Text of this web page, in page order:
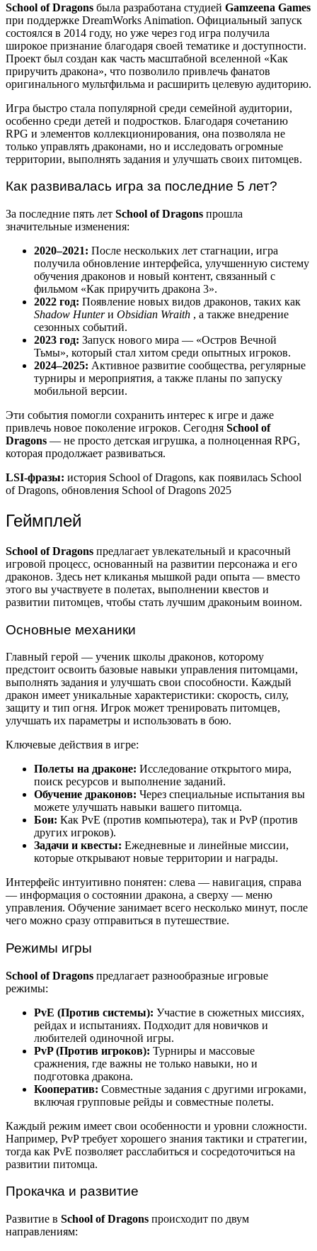
School of Dragons была разработана студией Gamzeena Games
при поддержке DreamWorks Animation. Официальный запуск
состоялся в 2014 году, но уже через год игра получила
широкое признание благодаря своей тематике и доступности.
Проект был создан как часть масштабной вселенной «Как
приручить дракона», что позволило привлечь фанатов
оригинального мультфильма и расширить целевую аудиторию.
Игра быстро стала популярной среди семейной аудитории,
особенно среди детей и подростков. Благодаря сочетанию
RPG и элементов коллекционирования, она позволяла не
только управлять драконами, но и исследовать огромные
территории, выполнять задания и улучшать своих питомцев.
Как развивалась игра за последние 5 лет?
За последние пять лет School of Dragons прошла
значительные изменения:
2020–2021: После нескольких лет стагнации, игра
получила обновление интерфейса, улучшенную систему
обучения драконов и новый контент, связанный с
фильмом «Как приручить дракона 3».
2022 год: Появление новых видов драконов, таких как
Shadow Hunterи Obsidian Wraith , а также внедрение
сезонных событий.
2023 год: Запуск нового мира — «Остров Вечной
Тьмы», который стал хитом среди опытных игроков.
2024–2025: Активное развитие сообщества, регулярные
турниры и мероприятия, а также планы по запуску
мобильной версии.
Эти события помогли сохранить интерес к игре и даже
привлечь новое поколение игроков. Сегодня School of
Dragons — не просто детская игрушка, а полноценная RPG,
которая продолжает развиваться.
LSI-фразы: история School of Dragons, как появилась School
of Dragons, обновления School of Dragons 2025
Геймплей
School of Dragons предлагает увлекательный и красочный
игровой процесс, основанный на развитии персонажа и его
драконов. Здесь нет кликанья мышкой ради опыта — вместо
этого вы участвуете в полетах, выполнении квестов и
развитии питомцев, чтобы стать лучшим драконьим воином.
Основные механики
Главный герой — ученик школы драконов, которому
предстоит освоить базовые навыки управления питомцами,
выполнять задания и улучшать свои способности. Каждый
дракон имеет уникальные характеристики: скорость, силу,
защиту и тип огня. Игрок может тренировать питомцев,
улучшать их параметры и использовать в бою.
Ключевые действия в игре:
Полеты на драконе: Исследование открытого мира,
поиск ресурсов и выполнение заданий.
Обучение драконов: Через специальные испытания вы
можете улучшать навыки вашего питомца.
Бои: Как PvE (против компьютера), так и PvP (против
других игроков).
Задачи и квесты: Ежедневные и линейные миссии,
которые открывают новые территории и награды.
Интерфейс интуитивно понятен: слева — навигация, справа
— информация о состоянии дракона, а сверху — меню
управления. Обучение занимает всего несколько минут, после
чего можно сразу отправиться в путешествие.
Режимы игры
School of Dragons предлагает разнообразные игровые
режимы:
PvE (Против системы): Участие в сюжетных миссиях,
рейдах и испытаниях. Подходит для новичков и
любителей одиночной игры.
PvP (Против игроков): Турниры и массовые
сражнения, где важны не только навыки, но и
подготовка дракона.
Кооператив: Совместные задания с другими игроками,
включая групповые рейды и совместные полеты.
Каждый режим имеет свои особенности и уровни сложности.
Например, PvP требует хорошего знания тактики и стратегии,
тогда как PvE позволяет расслабиться и сосредоточиться на
развитии питомца.
Прокачка и развитие
Развитие в School of Dragons происходит по двум
направлениям: